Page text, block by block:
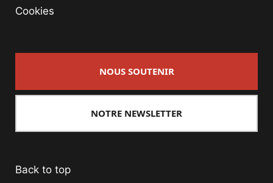
Cookies
NOUS SOUTENIR
NOTRE NEWSLETTER
Back to top